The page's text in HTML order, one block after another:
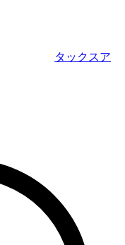
タックスア